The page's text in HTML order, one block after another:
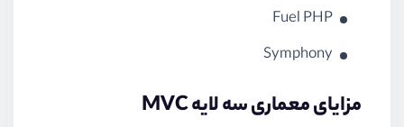
Fuel PHP
Symphony
مزایای معماری سه‌ لایه MVC